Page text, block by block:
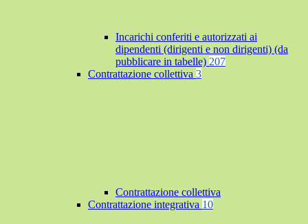
Incarichi conferiti e autorizzati ai
dipendenti (dirigenti e non dirigenti) (da
pubblicare in tabelle) 207
Contrattazione collettiva 3
Contrattazione collettiva
Contrattazione integrativa 10